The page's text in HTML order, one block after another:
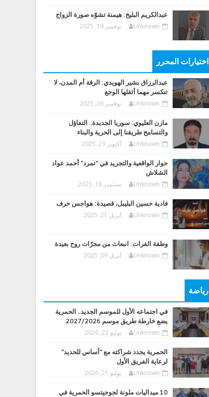
عبدالكريم البليخ: هيمنة تشوّه صورة الزواج
Unknown نوفمبر 19, 2025
اختيارات المحرر
عبدالرزاق بشير الهويدي: الرقة أم المدن، لا
تنكسر مهما أثقلها الوجع
Unknown نوفمبر 26, 2025
مازن العليوي: سوريا الجديدة.. التفاؤل
والتسامح طريقنا إلى الحرية والبناء
Unknown أكتوبر 23, 2025
حوار الواقعية والتجريد في "تمرد" أحمد عواد
الشلاش
Unknown سبتمبر 18, 2025
فادية حسين البليبل، قصيدة: هواجس حرف
Unknown أبريل 21, 2025
وطفة الفرات: انبعاث من مجرّات روح بعيدة
Unknown أبريل 09, 2025
رياضة
في اجتماعه الأول للموسم الجديد.. الحمرية
يضع خارطة طريق موسم 2027/2026
Unknown يوليو 22, 2026
الحمرية يجدد شراكته مع "أساس للحديد"
لرعاية الفريق الأول
Unknown يوليو 21, 2026
10 ميداليات ملونة لجوجيتسو الحمرية في